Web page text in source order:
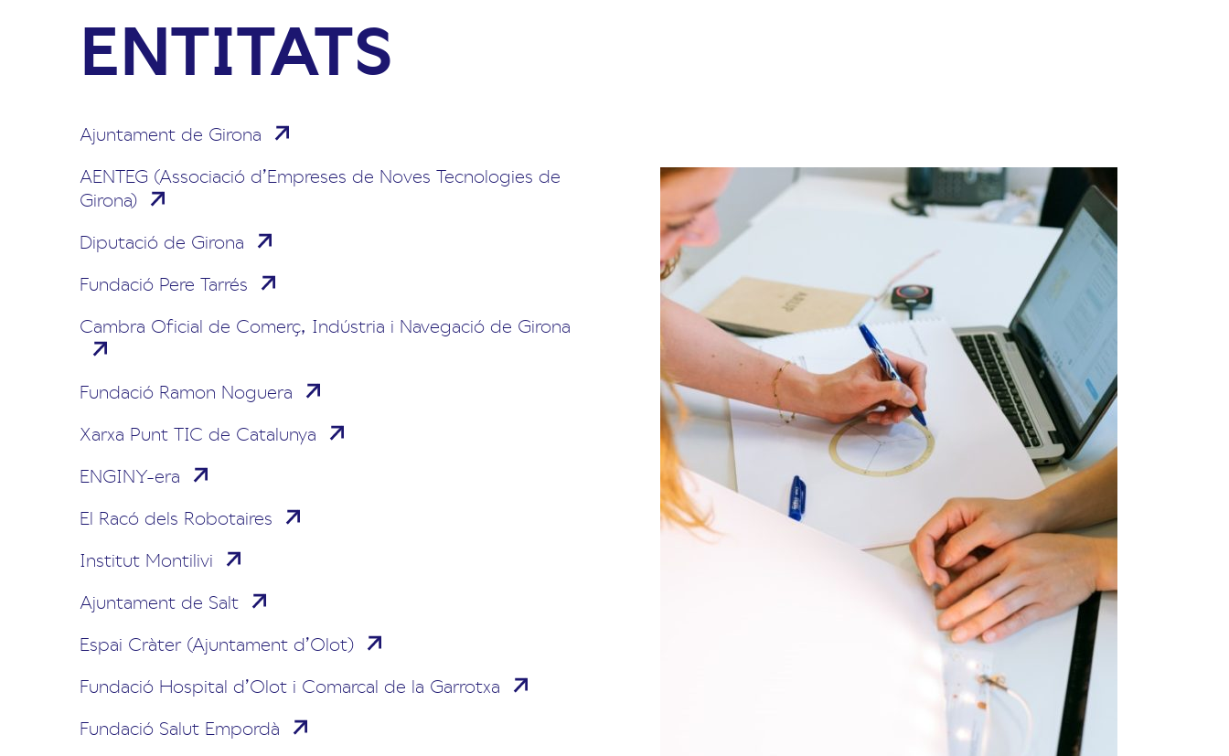
ENTITATS
Ajuntament de Girona
AENTEG (Associació d’Empreses de Noves Tecnologies de
Girona)
Diputació de Girona
Fundació Pere Tarrés
Cambra Oficial de Comerç, Indústria i Navegació de Girona
Fundació Ramon Noguera
Xarxa Punt TIC de Catalunya
ENGINY-era
El Racó dels Robotaires
Institut Montilivi
Ajuntament de Salt
Espai Cràter (Ajuntament d’Olot)
Fundació Hospital d’Olot i Comarcal de la Garrotxa
Fundació Salut Empordà